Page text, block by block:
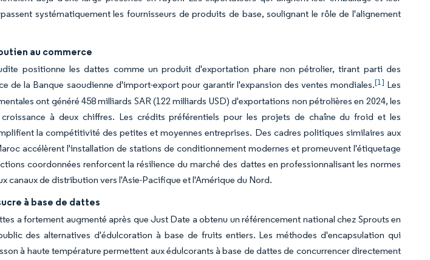
systématiquement les fournisseurs de produits de base, soulignant le rôle de l'alignement
au commerce
positionne les dattes comme un produit d'exportation phare non pétrolier, tirant parti des
de la Banque saoudienne d'import-export pour garantir l'expansion des ventes mondiales.[1] Les
ont généré 458 milliards SAR (122 milliards USD) d'exportations non pétrolières en 2024, les
à deux chiffres. Les crédits préférentiels pour les projets de chaîne du froid et les
la compétitivité des petites et moyennes entreprises. Des cadres politiques similaires aux
accélèrent l'installation de stations de conditionnement modernes et promeuvent l'étiquetage
coordonnées renforcent la résilience du marché des dattes en professionnalisant les normes
canaux de distribution vers l'Asie-Pacifique et l'Amérique du Nord.
à base de dattes
a fortement augmenté après que Just Date a obtenu un référencement national chez Sprouts en
des alternatives d'édulcoration à base de fruits entiers. Les méthodes d'encapsulation qui
à haute température permettent aux édulcorants à base de dattes de concurrencer directement